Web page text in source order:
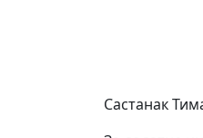
Састанак